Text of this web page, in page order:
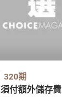
320期
囤積電郵 須付額外儲存費